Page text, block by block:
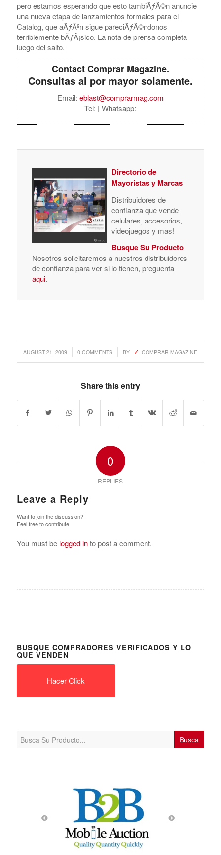
pero estamos esperando que esto tambiÃƒÂ©n anuncie
una nueva etapa de lanzamientos formales para el
Catalog, que aÃƒÂºn sigue pareciÃƒÂ©ndonos
terriblemente bÃƒÂ¡sico. La nota de prensa completa
luego del salto.
Contact Comprar Magazine.
Consultas al por mayor solamente.
Email: eblast@comprarmag.com
Tel: | Whatsapp:
Directorio de
Mayoristas y Marcas
Distribuidores de
confianza que vende
celulares, accesorios,
videojuegos y mas!
Busque Su Producto
Nosotros solicitaremos a nuestros distribuidores
de confianza para ver si lo tienen, preguenta
aqui.
AUGUST 21, 2009
/ 0 COMMENTS
/ BY COMPRAR MAGAZINE
Share this entry
0
REPLIES
Leave a Reply
Want to join the discussion?
Feel free to contribute!
You must be logged into post a comment.
BUSQUE COMPRADORES VERIFICADOS Y LO
QUE VENDEN
Hacer Click
Search
for: